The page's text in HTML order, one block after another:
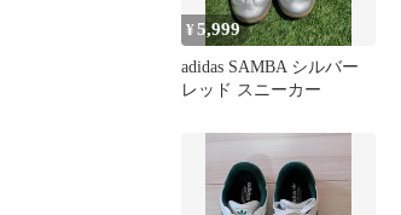
¥5,999
adidas SAMBA シルバー
レッド スニーカー